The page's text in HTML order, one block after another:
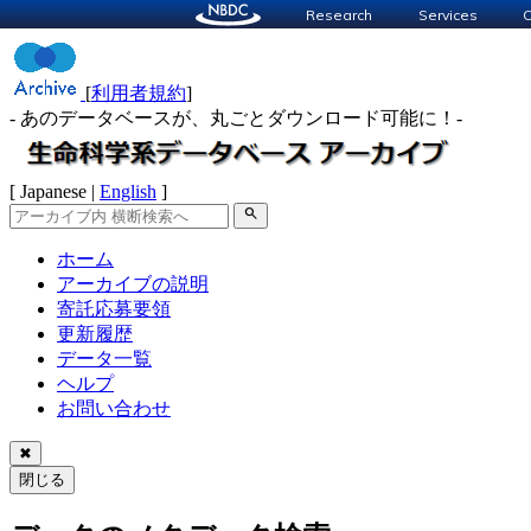
Research Services
[利用者規約]
- あのデータベースが、丸ごとダウンロード可能に！-
[ Japanese | English ]
search
ホーム
アーカイブの説明
寄託応募要領
更新履歴
データ一覧
ヘルプ
お問い合わせ
✖
閉じる